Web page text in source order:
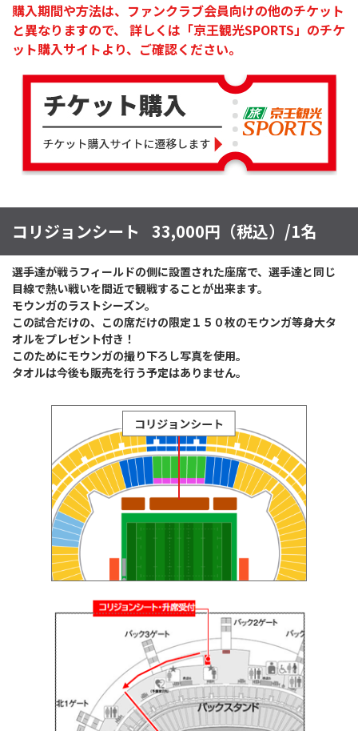
購入期間や方法は、ファンクラブ会員向けの他のチケット
と異なりますので、 詳しくは「京王観光SPORTS」のチケ
ット購入サイトより、ご確認ください。
コリジョンシート 33,000円（税込）/1名
選手達が戦うフィールドの側に設置された座席で、選手達と同じ
目線で熱い戦いを間近で観戦することが出来ます。
モウンガのラストシーズン。
この試合だけの、この席だけの限定１５０枚のモウンガ等身大タ
オルをプレゼント付き！
このためにモウンガの撮り下ろし写真を使用。
タオルは今後も販売を行う予定はありません。